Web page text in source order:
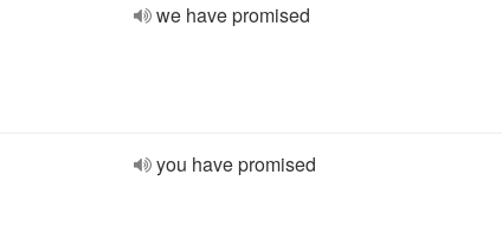
we have promised
you have promised